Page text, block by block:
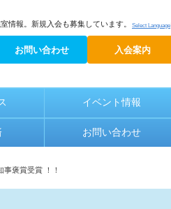
Select Language
情報。新規入会も募集しています。
お問い合わせ 入会案内
イベント情報
お問い合わせ
褒賞受賞 ！！